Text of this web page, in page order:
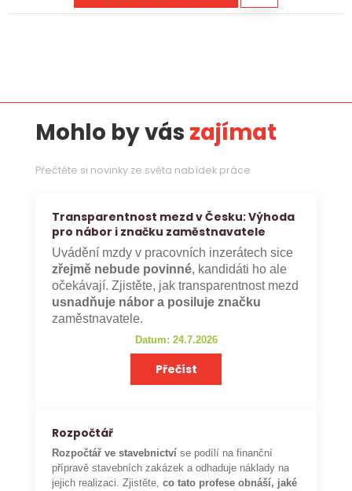
Mohlo by vás zajímat
Přečtěte si novinky ze světa nabídek práce
Transparentnost mezd v Česku: Výhoda
pro nábor i značku zaměstnavatele
Uvádění mzdy v pracovních inzerátech sice
zřejmě nebude povinné, kandidáti ho ale
očekávají. Zjistěte, jak transparentnost mezd
usnadňuje nábor a posiluje značku
zaměstnavatele.
Datum: 24.7.2026
Přečíst
Rozpočtář
Rozpočtář ve stavebnictví se podílí na finanční
přípravě stavebních zakázek a odhaduje náklady na
jejich realizaci. Zjistěte,co tato profese obnáší, jaké